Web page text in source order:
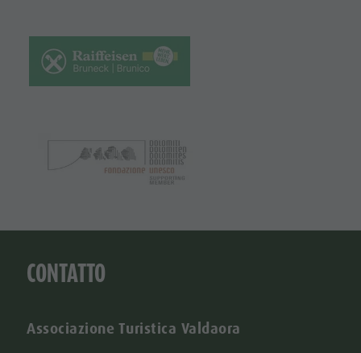
CONTATTO
Associazione Turistica Valdaora